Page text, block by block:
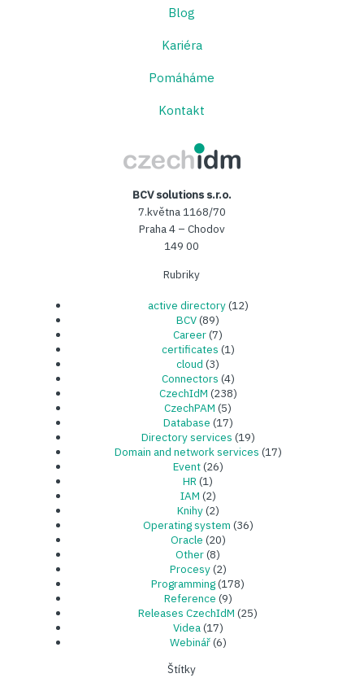
Blog
Kariéra
Pomáháme
Kontakt
BCV solutions s.r.o.
7.května 1168/70
Praha 4 – Chodov
149 00
Rubriky
active directory(12)
BCV(89)
Career(7)
certificates (1)
cloud (3)
Connectors (4)
CzechIdM (238)
CzechPAM (5)
Database (17)
Directory services (19)
Domain and network services (17)
Event(26)
HR (1)
IAM (2)
Knihy(2)
Operating system (36)
Oracle (20)
Other(8)
Procesy(2)
Programming(178)
Reference (9)
Releases CzechIdM (25)
Videa(17)
Webinář(6)
Štítky